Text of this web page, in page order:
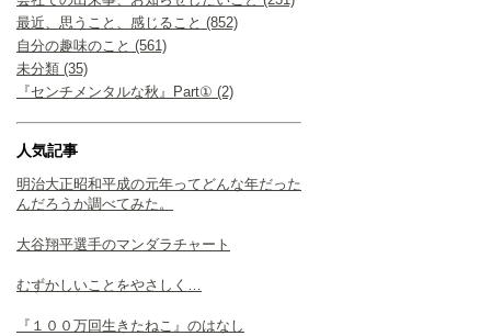
最近、思うこと、感じること (852)
自分の趣味のこと (561)
未分類 (35)
『センチメンタルな秋』Part① (2)
人気記事
明治大正昭和平成の元年ってどんな年だった
んだろうか調べてみた。
大谷翔平選手のマンダラチャート
むずかしいことをやさしく…
『１００万回生きたねこ』のはなし